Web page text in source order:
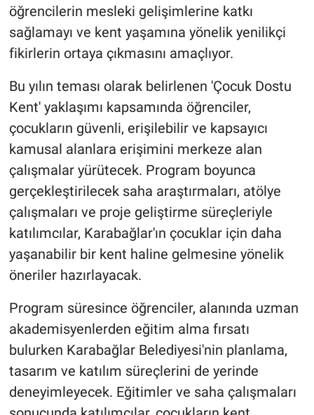
öğrencilerin mesleki gelişimlerine katkı
sağlamayı ve kent yaşamına yönelik yenilikçi
fikirlerin ortaya çıkmasını amaçlıyor.
Bu yılın teması olarak belirlenen 'Çocuk Dostu
Kent' yaklaşımı kapsamında öğrenciler,
çocukların güvenli, erişilebilir ve kapsayıcı
kamusal alanlara erişimini merkeze alan
çalışmalar yürütecek. Program boyunca
gerçekleştirilecek saha araştırmaları, atölye
çalışmaları ve proje geliştirme süreçleriyle
katılımcılar, Karabağlar'ın çocuklar için daha
yaşanabilir bir kent haline gelmesine yönelik
öneriler hazırlayacak.
Program süresince öğrenciler, alanında uzman
akademisyenlerden eğitim alma fırsatı
bulurken Karabağlar Belediyesi'nin planlama,
tasarım ve katılım süreçlerini de yerinde
deneyimleyecek. Eğitimler ve saha çalışmaları